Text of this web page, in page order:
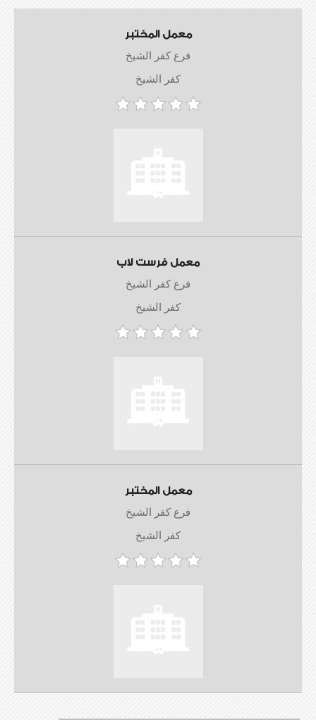
معمل المختبر
فرع كفر الشيخ
كفر الشيخ
معمل فرست لاب
فرع كفر الشيخ
كفر الشيخ
معمل المختبر
فرع كفر الشيخ
كفر الشيخ